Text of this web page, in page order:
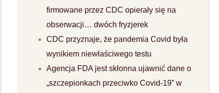
firmowane przez CDC opierały się na
obserwacji… dwóch fryzjerek
CDC przyznaje, że pandemia Covid była
wynikiem niewłaściwego testu
Agencja FDA jest skłonna ujawnić dane o
„szczepionkach przeciwko Covid-19” w